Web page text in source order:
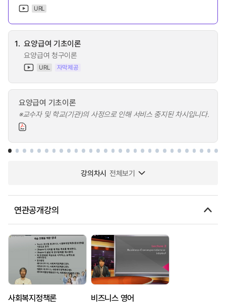
URL
1. 요양급여 기초이론
요양급여 청구이론
URL 자막제공
요양급여 기초이론
※교수자 및 학교(기관)의 사정으로 인해 서비스 중지된 차시입니다.
강의차시 전체보기
연관공개강의
사회복지정책론 비즈니스 영어